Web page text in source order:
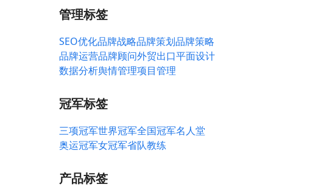
管理标签
SEO优化品牌战略品牌策划品牌策略
品牌运营品牌顾问外贸出口平面设计
数据分析舆情管理项目管理
冠军标签
三项冠军世界冠军全国冠军名人堂
奥运冠军女冠军省队教练
产品标签